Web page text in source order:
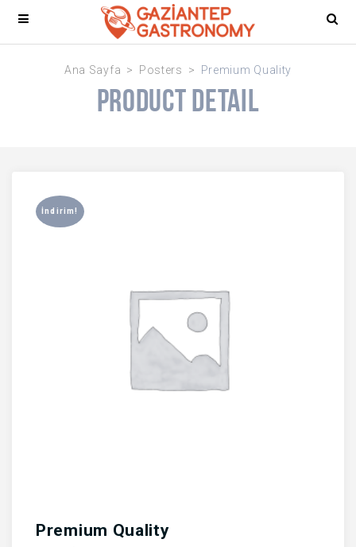
Ana Sayfa Posters Premium Quality
Product Detail
İndirim!
Premium Quality